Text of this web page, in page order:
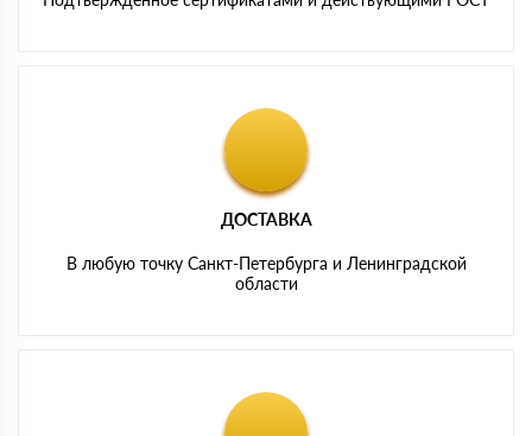
ДОСТАВКА
В любую точку Санкт-Петербурга и Ленинградской
области